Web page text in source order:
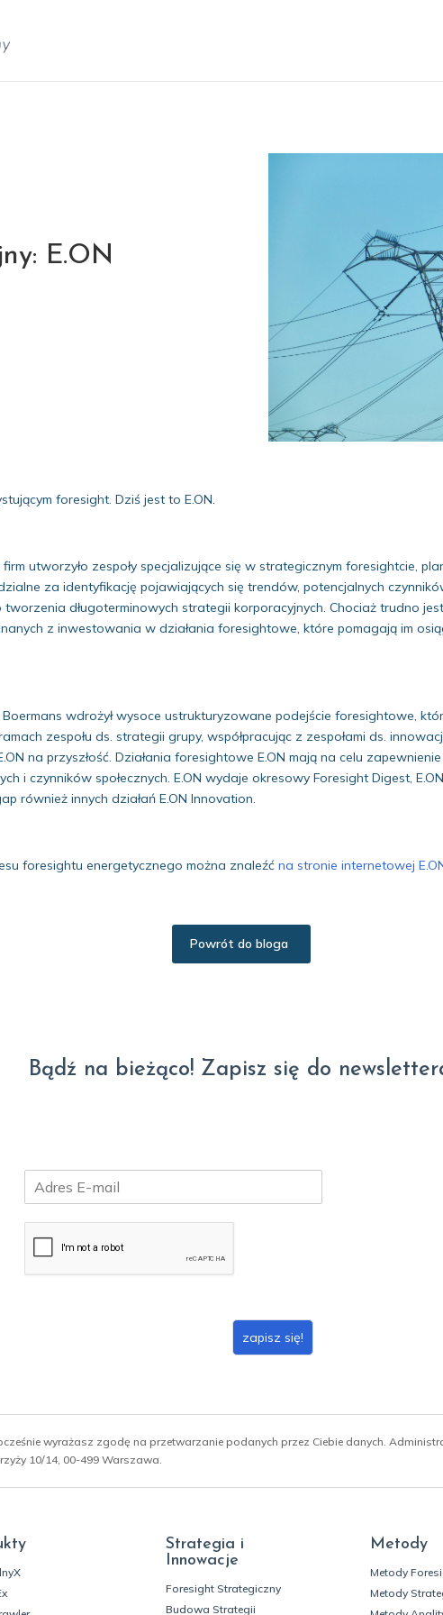
E.ON
foresight. Dziś jest to E.ON.
utworzyło zespoły specjalizujące się w strategicznym foresightcie,
za identyfikację pojawiających się trendów, potencjalnych
długoterminowych strategii korporacyjnych. Chociaż trudno
z inwestowania w działania foresightowe, które pomagają im
wdrożył wysoce ustrukturyzowane podejście foresightowe,
zespołu ds. strategii grupy, współpracując z zespołami ds.
na przyszłość. Działania foresightowe E.ON mają na celu
i czynników społecznych. E.ON wydaje okresowy Foresight Digest,
również innych działań E.ON Innovation.
foresightu energetycznego można znaleźćna stronie internetowej
Powrót do bloga
Bądź na bieżąco! Zapisz się do
m
zapisz się!
wyrażasz zgodę na przetwarzanie podanych przez Ciebie danych.
10/14, 00-499 Warszawa.
Strategia i
Innowacje
Foresight Strategiczny
Budowa Strategii
Metody
Metody
Metody